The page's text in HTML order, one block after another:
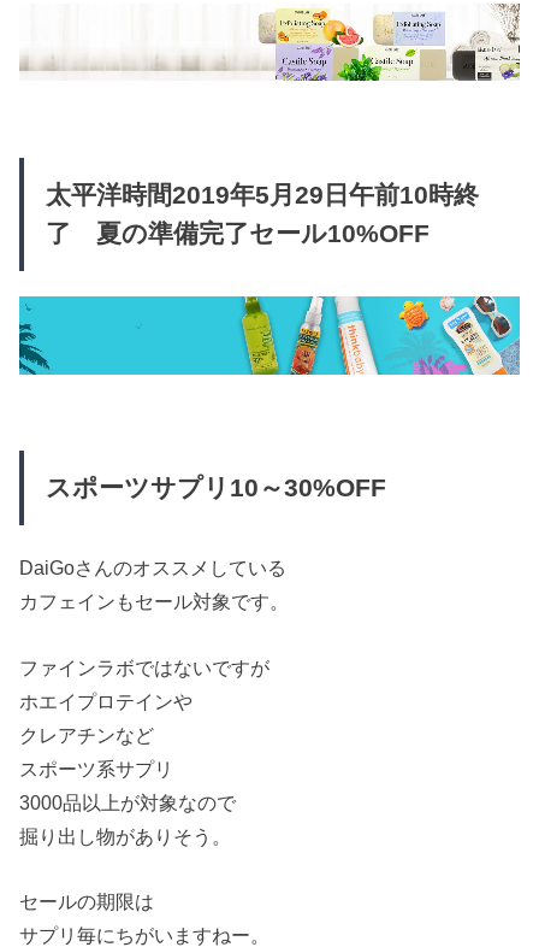
太平洋時間2019年5月29日午前10時終
了 夏の準備完了セール10%OFF
スポーツサプリ10～30%OFF
DaiGoさんのオススメしている
カフェインもセール対象です。
ファインラボではないですが
ホエイプロテインや
クレアチンなど
スポーツ系サプリ
3000品以上が対象なので
掘り出し物がありそう。
セールの期限は
サプリ毎にちがいますねー。